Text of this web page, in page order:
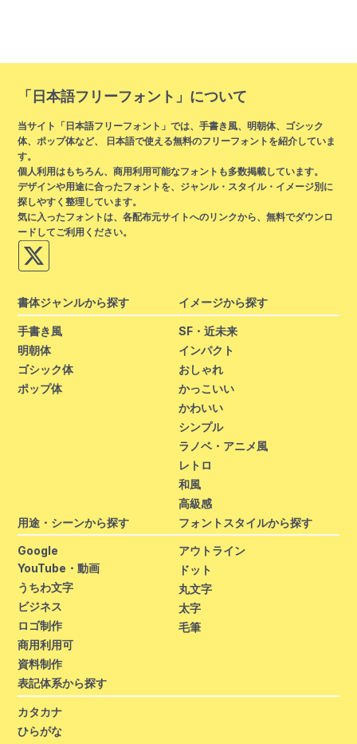
「日本語フリーフォント」について
当サイト「日本語フリーフォント」では、手書き風、明朝体、ゴシック
体、ポップ体など、 日本語で使える無料のフリーフォントを紹介していま
す。
個人利用はもちろん、商用利用可能なフォントも多数掲載しています。
デザインや用途に合ったフォントを、ジャンル・スタイル・イメージ別に
探しやすく整理しています。
気に入ったフォントは、各配布元サイトへのリンクから、無料でダウンロ
ードしてご利用ください。
書体ジャンルから探す
手書き風
明朝体
ゴシック体
ポップ体
イメージから探す
SF・近未来
インパクト
おしゃれ
かっこいい
かわいい
シンプル
ラノベ・アニメ風
レトロ
和風
高級感
用途・シーンから探す
Google
YouTube・動画
うちわ文字
ビジネス
ロゴ制作
商用利用可
資料制作
フォントスタイルから探す
アウトライン
ドット
丸文字
太字
毛筆
表記体系から探す
カタカナ
ひらがな